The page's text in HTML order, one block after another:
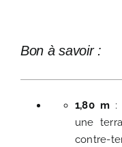
Bon à savoir :
1,80 m:
une
contre-